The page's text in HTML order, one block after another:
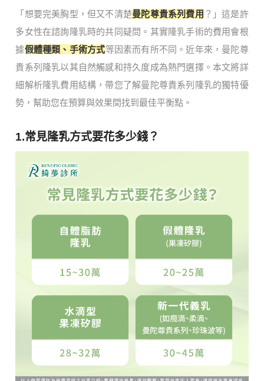
「想要完美胸型，但又不清楚曼陀尊貴系列費用 ？」這是許
多女性在諮詢隆乳時的共同疑問。其實隆乳手術的費用會根
據假體種類、手術方式等因素而有所不同。近年來，曼陀尊
貴系列隆乳以其自然觸感和持久度成為熱門選擇。本文將詳
細解析隆乳費用結構，帶您了解曼陀尊貴系列隆乳的獨特優
勢，幫助您在預算與效果間找到最佳平衡點。
1.常見隆乳方式要花多少錢？